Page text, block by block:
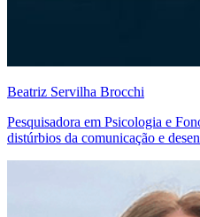
Beatriz Servilha Brocchi
Pesquisadora em Psicologia e
distúrbios da comunicação e